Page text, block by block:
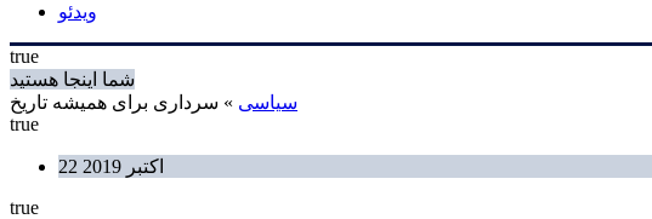
ویدئو
true
شما اینجا هستید
سیاسی » سرداری برای همیشه تاریخ
true
22 اکتبر 2019
true